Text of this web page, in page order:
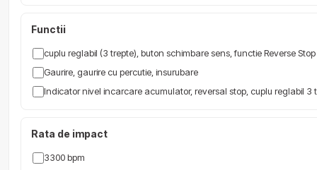
Functii
cuplu reglabil (3 trepte), buton schimbare sens, functie Reverse Stop
Gaurire, gaurire cu percutie, insurubare
Indicator nivel incarcare acumulator, reversal stop, cuplu reglabil 3
Rata de impact
3300 bpm